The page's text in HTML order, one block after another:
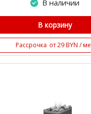
В наличии
В корзину
Рассрочка от 29 BYN /